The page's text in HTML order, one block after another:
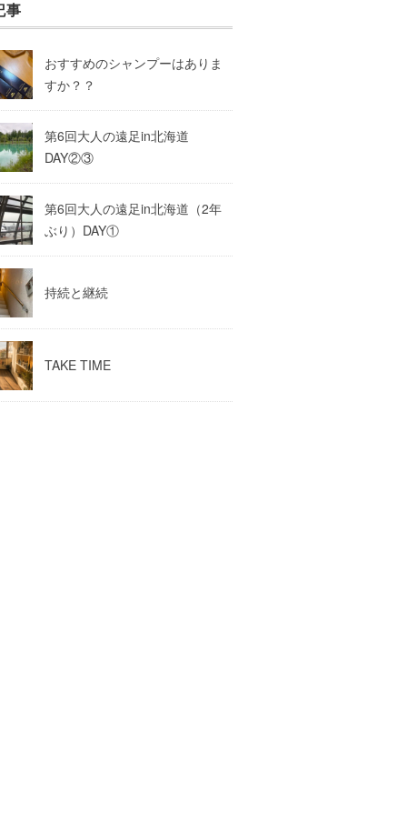
事
おすすめのシャンプーはありま
すか？？
第6回大人の遠足in北海道
DAY②③
第6回大人の遠足in北海道（2年
ぶり）DAY①
持続と継続
TAKE TIME